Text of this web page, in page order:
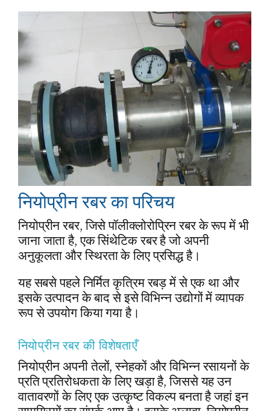
नियोप्रीन रबर का परिचय
नियोप्रीन रबर, जिसे पॉलीक्लोरोप्रिन रबर के रूप में भी
जाना जाता है, एक सिंथेटिक रबर है जो अपनी
अनुकूलता और स्थिरता के लिए प्रसिद्ध है।
यह सबसे पहले निर्मित कृत्रिम रबड़ में से एक था और
इसके उत्पादन के बाद से इसे विभिन्न उद्योगों में व्यापक
रूप से उपयोग किया गया है।
नियोप्रीन रबर की विशेषताएँ
नियोप्रीन अपनी तेलों, स्नेहकों और विभिन्न रसायनों के
प्रति प्रतिरोधकता के लिए खड़ा है, जिससे यह उन
वातावरणों के लिए एक उत्कृष्ट विकल्प बनता है जहां इन